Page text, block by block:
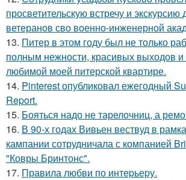
просветительскую встречу и экскурсию
ветеранов сво военно-инженерной
13. Питер в этом году был не только
полным нежности, красивых выходов и
любимой моей питерской квартире.
14. Pinterest опубликовал ежегодный
Report.
15. Бояться надо не тарелочниц, а
16. В 90-х годах Вивьен вествуд в
кампании сотрудничала с компанией
"Ковры Бринтонс".
17. Правила любви по интеpьеpу.